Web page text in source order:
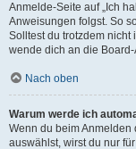
Anmelde-Seite auf „Ich
Anweisungen folgst. So
Solltest du trotzdem nicht
wende dich an die
Nach oben
Warum werde ich
Wenn du beim Anmelden
auswählst, wirst du nur